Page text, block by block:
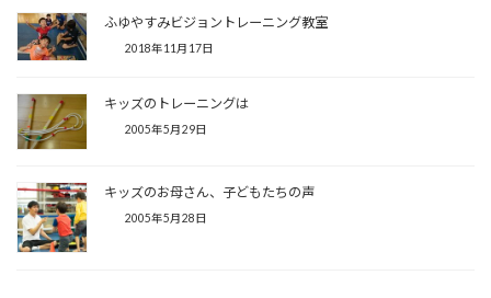
ふゆやすみビジョントレーニング教室
2018年11月17日
キッズのトレーニングは
2005年5月29日
キッズのお母さん、子どもたちの声
2005年5月28日